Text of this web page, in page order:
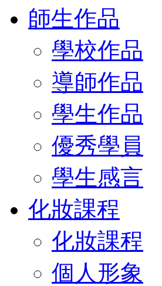
師生作品
學校作品
導師作品
學生作品
優秀學員
學生感言
化妝課程
化妝課程
個人形象